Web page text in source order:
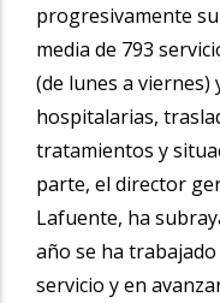
progresivamente
media de 793
(de lunes a
hospitalarias,
tratamientos y
parte, el director
Lafuente, ha
año se ha
servicio y en